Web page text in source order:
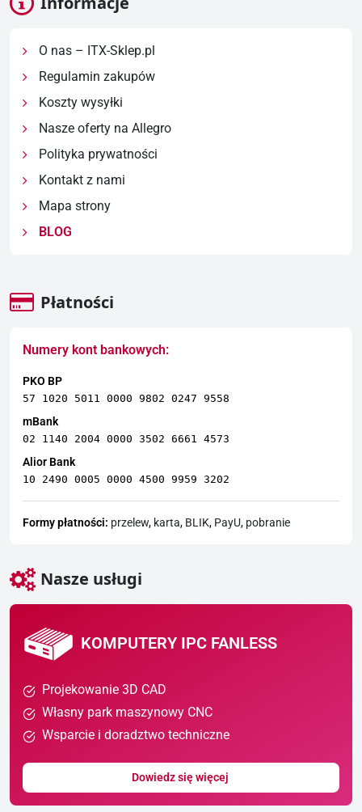
O nas – ITX-Sklep.pl
Regulamin zakupów
Koszty wysyłki
Nasze oferty na Allegro
Polityka prywatności
Kontakt z nami
Mapa strony
BLOG
Płatności
Numery kont bankowych:
PKO BP
57 1020 5011 0000 9802 0247 9558
mBank
02 1140 2004 0000 3502 6661 4573
Alior Bank
10 2490 0005 0000 4500 9959 3202
Formy płatności: przelew, karta, BLIK, PayU, pobranie
Nasze usługi
KOMPUTERY IPC FANLESS
Projekowanie 3D CAD
Własny park maszynowy CNC
Wsparcie i doradztwo techniczne
Dowiedz się więcej